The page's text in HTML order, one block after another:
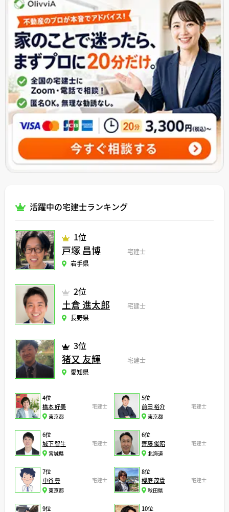
活躍中の宅建士ランキング
1位
戸塚 昌博
宅建士
岩手県
2位
土倉 進太郎
宅建士
長野県
3位
猪又 友輝
宅建士
愛知県
4位
橋本 好美
宅建士
東京都
5位
前田 裕介
宅建士
東京都
6位
城下 智生
宅建士
宮城県
6位
齊藤 俊昭
宅建士
北海道
7位
中谷 豊
宅建士
東京都
8位
櫻庭 茂貴
宅建士
秋田県
9位
10位